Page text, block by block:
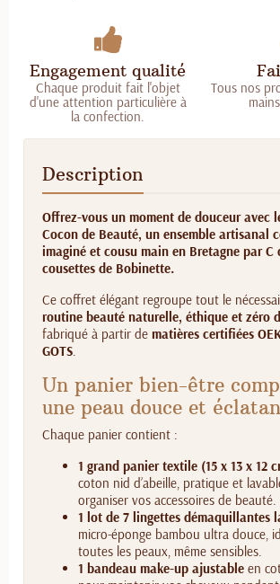
Engagement qualité
Chaque produit fait l'objet
d'une attention particulière à
la confection.
Tous nos
Description
Offrez-vous un moment de douceur avec
Cocon de Beauté, un ensemble artisanal
imaginé et cousu main en Bretagne par C
cousettes de Bobinette.
Ce coffret élégant regroupe tout le
routine beauté naturelle, éthique et zéro
fabriqué à partir de matières certifiées
GOTS.
Un panier bien-être
une peau douce et
Chaque panier contient :
1 grand panier textile (15 x 13 x 12
coton nid d’abeille, pratique et
organiser vos accessoires de beauté.
1 lot de 7 lingettes démaquillantes
micro-éponge bambou ultra douce,
toutes les peaux, même sensibles.
1 bandeau make-up ajustable en